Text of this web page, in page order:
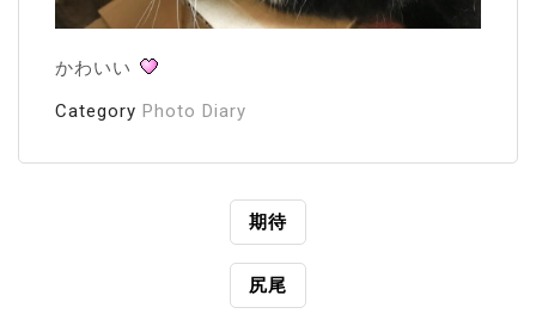
かわいい
Category Photo Diary
期待
尻尾